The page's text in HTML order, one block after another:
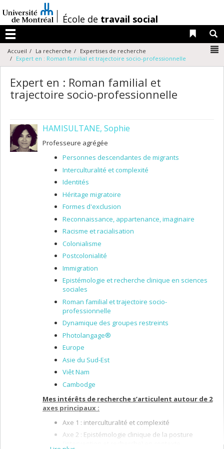
au
contenu
/École de travail social
Menu
Liens
Accueil La recherche
Expertises de recherche
Expert en : Roman familial et trajectoire socio-professionnelle
Expert en : Roman familial et
trajectoire socio-professionnelle
HAMISULTANE, Sophie
Professeure agrégée
Personnes descendantes de migrants
Interculturalité et complexité
Identités
Héritage migratoire
Formes d'exclusion
Reconnaissance, appartenance, imaginaire
Racisme et racialisation
Colonialisme
Postcolonialité
Immigration
Epistémologie et recherche clinique en sciences
sociales
Roman familial et trajectoire socio-
professionnelle
Dynamique des groupes restreints
Photolangage®
Europe
Asie du Sud-Est
Viêt Nam
Cambodge
Mes intérêts de recherche s’articulent autour de 2
axes principaux :
Axe 1 : interculturalité et complexité
Axe 2 : Epistémologie clinique de la posture